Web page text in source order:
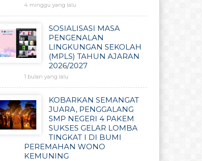
4 minggu yang lalu
SOSIALISASI MASA
PENGENALAN
LINGKUNGAN SEKOLAH
(MPLS) TAHUN AJARAN
2026/2027
1 bulan yang lalu
KOBARKAN SEMANGAT
JUARA, PENGGALANG
SMP NEGERI 4 PAKEM
SUKSES GELAR LOMBA
TINGKAT I DI BUMI
PEREMAHAN WONO
KEMUNING